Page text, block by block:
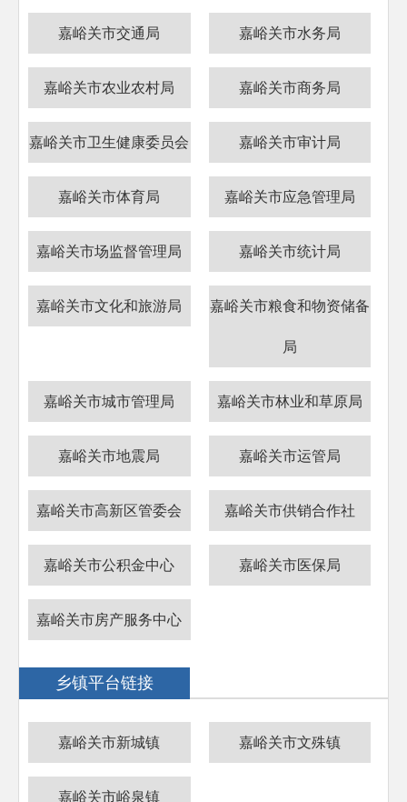
嘉峪关市交通局 嘉峪关市水务局
嘉峪关市农业农村局 嘉峪关市商务局
嘉峪关市卫生健康委员会 嘉峪关市审计局
嘉峪关市体育局 嘉峪关市应急管理局
嘉峪关市场监督管理局 嘉峪关市统计局
嘉峪关市文化和旅游局 嘉峪关市粮食和物资储备
局
嘉峪关市城市管理局 嘉峪关市林业和草原局
嘉峪关市地震局 嘉峪关市运管局
嘉峪关市高新区管委会 嘉峪关市供销合作社
嘉峪关市公积金中心 嘉峪关市医保局
嘉峪关市房产服务中心
乡镇平台链接
嘉峪关市新城镇 嘉峪关市文殊镇
嘉峪关市峪泉镇